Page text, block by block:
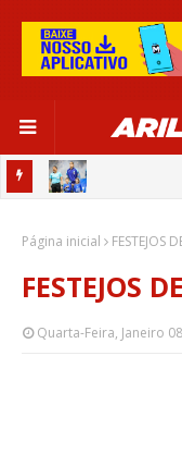
SALVADOR
Página inicial FESTEJOS
FESTEJOS
Quarta-Feira, Janeiro